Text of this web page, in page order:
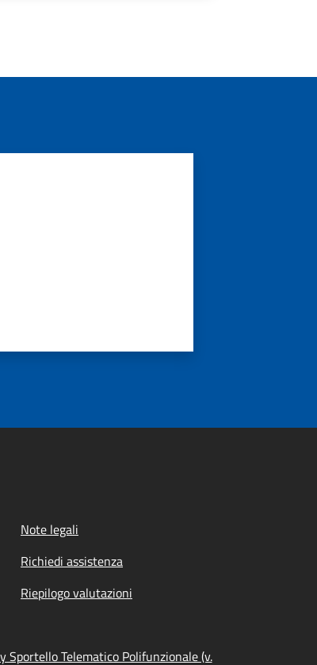
Note legali
Richiedi assistenza
Riepilogo valutazioni
Sportello Telematico Polifunzionale (v.